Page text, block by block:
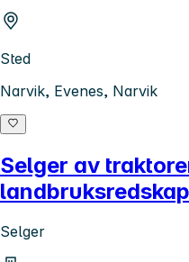
Sted
Narvik, Evenes, Narvik
Selger av
Selger